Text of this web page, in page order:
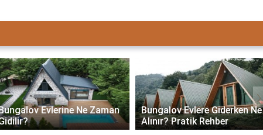
Evlerine Ne Zaman
Bungalov Evlere Giderken Ne
Alınır? Pratik Rehber
›
Bungalov Evlerine Ne Zaman